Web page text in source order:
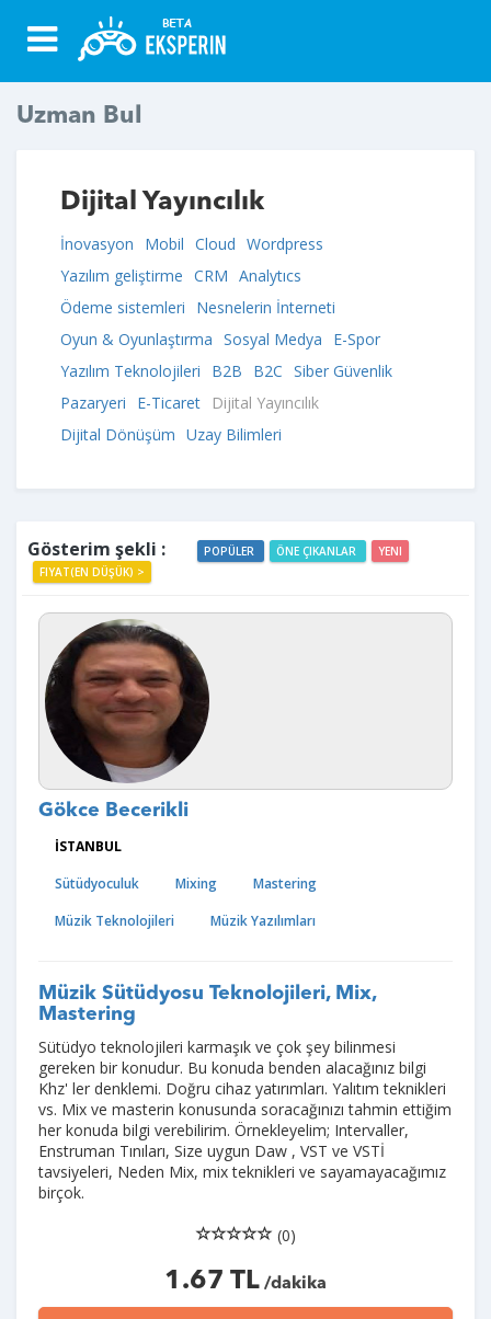
Uzman Bul
Dijital Yayıncılık
İnovasyon Mobil Cloud Wordpress
Yazılım geliştirme CRM Analytıcs
Ödeme sistemleri
Nesnelerin İnterneti
Oyun & Oyunlaştırma Sosyal Medya
E-Spor
Yazılım Teknolojileri
B2B B2C Siber Güvenlik
Pazaryeri
E-Ticaret
Dijital Yayıncılık
Dijital Dönüşüm Uzay Bilimleri
Gösterim şekli : POPÜLER ÖNE ÇIKANLAR
YENI
FIYAT(EN DÜŞÜK) >
Gökce Becerikli
İSTANBUL
Sütüdyoculuk
Mixing
Mastering
Müzik Teknolojileri
Müzik Yazılımları
Müzik Sütüdyosu Teknolojileri, Mix,
Mastering
Sütüdyo teknolojileri karmaşık ve çok şey bilinmesi
gereken bir konudur. Bu konuda benden alacağınız bilgi
Khz' ler denklemi. Doğru cihaz yatırımları. Yalıtım teknikleri
vs. Mix ve masterin konusunda soracağınızı tahmin ettiğim
her konuda bilgi verebilirim. Örnekleyelim; Intervaller,
Enstruman Tınıları, Size uygun Daw , VST ve VSTİ
tavsiyeleri, Neden Mix, mix teknikleri ve sayamayacağımız
birçok.
(0)
1.67 TL /dakika